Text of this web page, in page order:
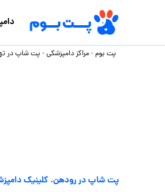
پت بوم-مراکز دامپزشکی- پت شاپ در
پت شاپ در رودهن، کلینیک